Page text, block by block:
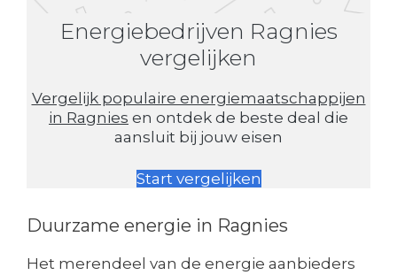
Energiebedrijven Ragnies
vergelijken
Vergelijk populaire energiemaatschappijen
in Ragnies en ontdek de beste deal die
aansluit bij jouw eisen
Start vergelijken
Duurzame energie in Ragnies
Het merendeel van de energie aanbieders